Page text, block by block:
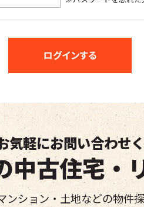
気軽にお問い合わせ
中古住宅・
ンション・土地などの物件